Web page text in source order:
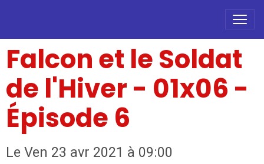
Falcon et le Soldat
de l'Hiver - 01x06 -
Épisode 6
Le Ven 23 avr 2021 à 09:00